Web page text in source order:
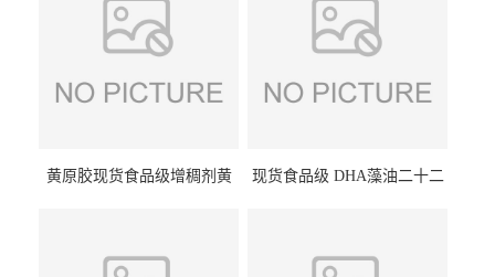
黄原胶现货食品级增稠剂黄
现货食品级 DHA藻油二十二